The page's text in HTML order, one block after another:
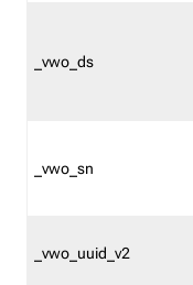
_vwo_ds
_vwo_sn
_vwo_uuid_v2